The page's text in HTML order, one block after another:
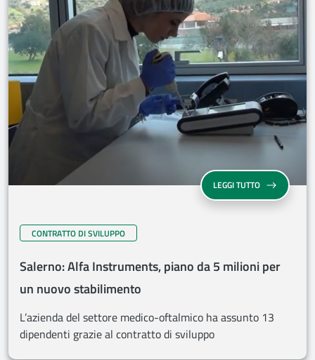
LEGGI TUTTO
CONTRATTO DI SVILUPPO
Salerno: Alfa Instruments, piano da 5 milioni per
un nuovo stabilimento
L’azienda del settore medico-oftalmico ha assunto 13
dipendenti grazie al contratto di sviluppo